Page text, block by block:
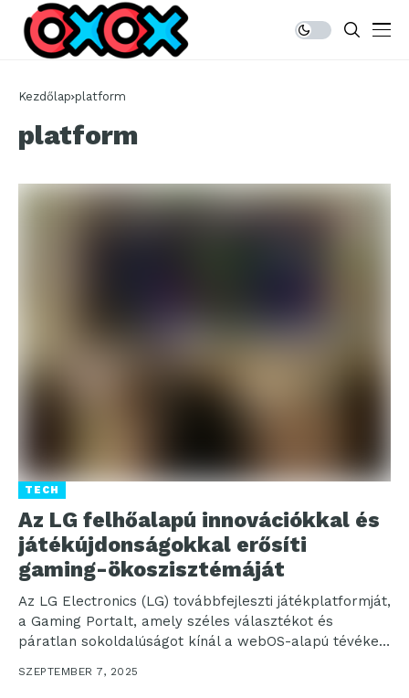
Kezdőlap platform
platform
TECH
Az LG felhőalapú innovációkkal és
játékújdonságokkal erősíti
gaming-ökoszisztémáját
Az LG Electronics (LG) továbbfejleszti játékplatformját,
a Gaming Portalt, amely széles választékot és
páratlan sokoldalúságot kínál a webOS-alapú tévéken
SZEPTEMBER 7, 2025